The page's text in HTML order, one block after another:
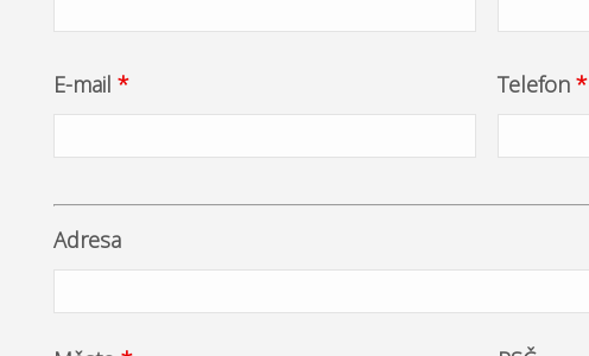
E-mail * Telefon*
Adresa